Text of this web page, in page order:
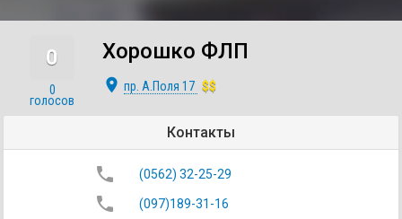
0
0
голосов
Хорошко ФЛП
place пр. А.Поля 17 $$
Контакты
phone (0562) 32-25-29
phone (097)189-31-16